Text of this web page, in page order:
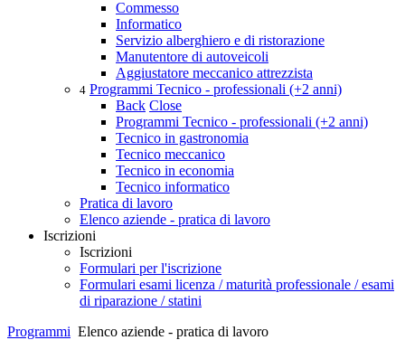
Commesso
Informatico
Servizio alberghiero e di ristorazione
Manutentore di autoveicoli
Aggiustatore meccanico attrezzista
4 Programmi Tecnico - professionali (+2 anni)
Back Close
Programmi Tecnico - professionali (+2 anni)
Tecnico in gastronomia
Tecnico meccanico
Tecnico in economia
Tecnico informatico
Pratica di lavoro
Elenco aziende - pratica di lavoro
Iscrizioni
Iscrizioni
Formulari per l'iscrizione
Formulari esami licenza / maturità professionale / esami
di riparazione / statini
Programmi Elenco aziende - pratica di lavoro